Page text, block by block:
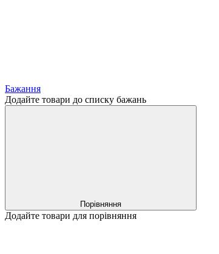
Бажання
Додайте товари до списку бажань
Порівняння
Додайте товари для порівняння